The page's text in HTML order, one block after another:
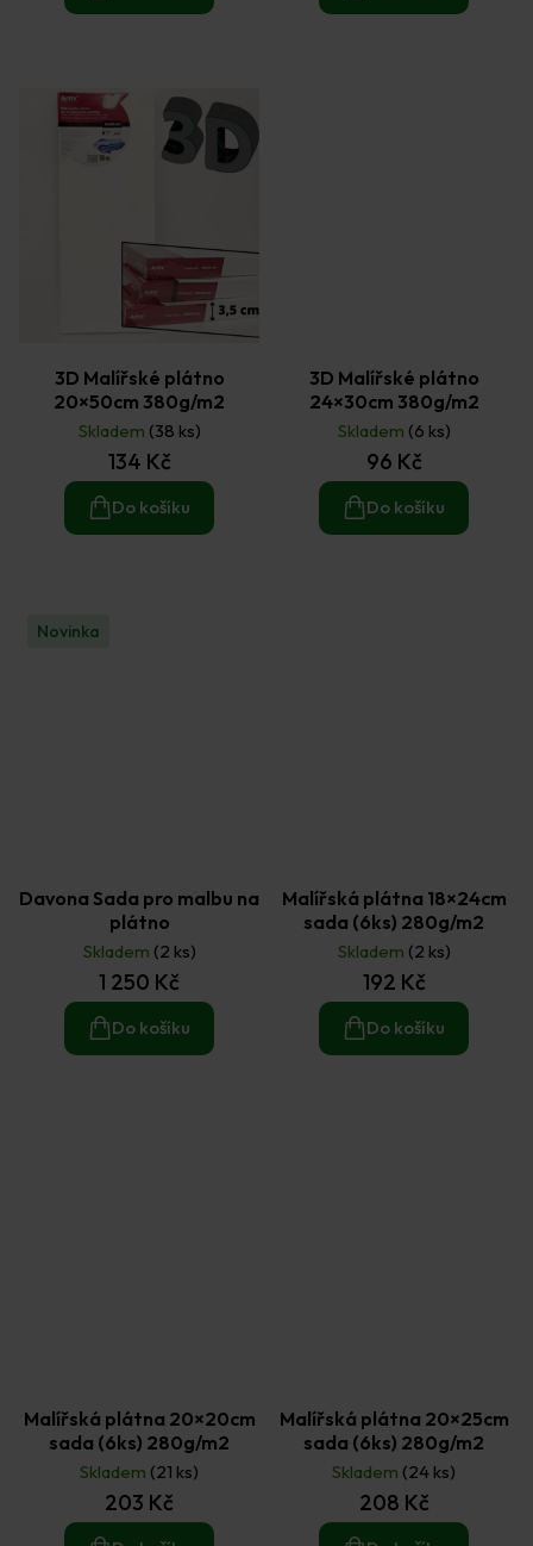
3D Malířské plátno
20×50cm 380g/m2
Skladem (38 ks)
134 Kč
Do košíku
3D Malířské plátno
24×30cm 380g/m2
Skladem (6 ks)
96 Kč
Do košíku
Novinka
Davona Sada pro malbu na
plátno
Skladem (2 ks)
1 250 Kč
Do košíku
Malířská plátna 18×24cm
sada (6ks) 280g/m2
Skladem (2 ks)
192 Kč
Do košíku
Malířská plátna 20×20cm
sada (6ks) 280g/m2
Skladem (21 ks)
203 Kč
Malířská plátna 20×25cm
sada (6ks) 280g/m2
Skladem (24 ks)
208 Kč